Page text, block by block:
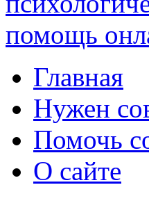
Главная
Нужен
Помочь
О сайте